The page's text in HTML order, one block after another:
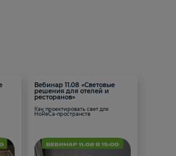
Вебинар 11.08 «Световые
решения для отелей и
ресторанов»
Как проектировать свет для
HoReCa-пространств